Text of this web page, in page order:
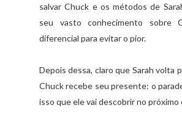
salvar Chuck e os métodos de
seu vasto conhecimento sobre
diferencial para evitar o pior.
Depois dessa, claro que Sarah volta
Chuck recebe seu presente: o
isso que ele vai descobrir no próximo